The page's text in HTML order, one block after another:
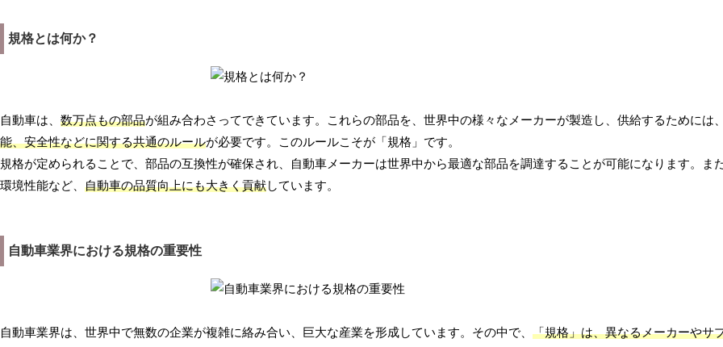
規格とは何か？
自動車は、 数万点もの部品が組み合わさってできています。これらの部品を、世界中の様々なメーカーが製造し、供給するためには
能、安全性などに関する共通のルールが必要です。このルールこそが「規格」です。
規格が定められることで、部品の互換性が確保され、自動車メーカーは世界中から最適な部品を調達することが可能になります。ま
環境性能など、 自動車の品質向上にも大きく貢献しています。
自動車業界における規格の重要性
自動車業界は、世界中で無数の企業が複雑に絡み合い、巨大な産業を形成しています。その中で、 「規格」は、異なるメーカーやサ